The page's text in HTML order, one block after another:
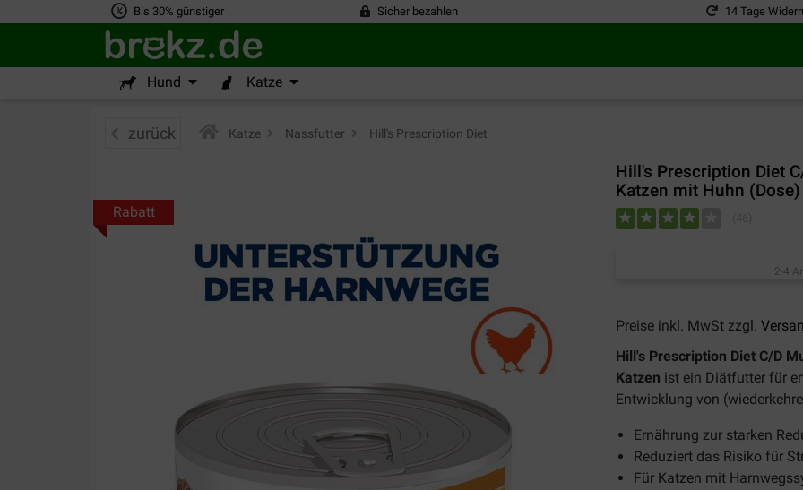
Bis 30% günstiger Sicher bezahlen 14 Tage
Hund Katze
zurück Katze Nassfutter Hill's Prescription Diet
Hill's Prescription Diet
Katzen mit Huhn (Dose)
Rabatt
2-4
Preise inkl. MwSt zzgl.
Hill's Prescription Diet C/D
Katzen ist ein Diätfutter für
Entwicklung von
Ernährung zur starken
Reduziert das Risiko für
Für Katzen mit